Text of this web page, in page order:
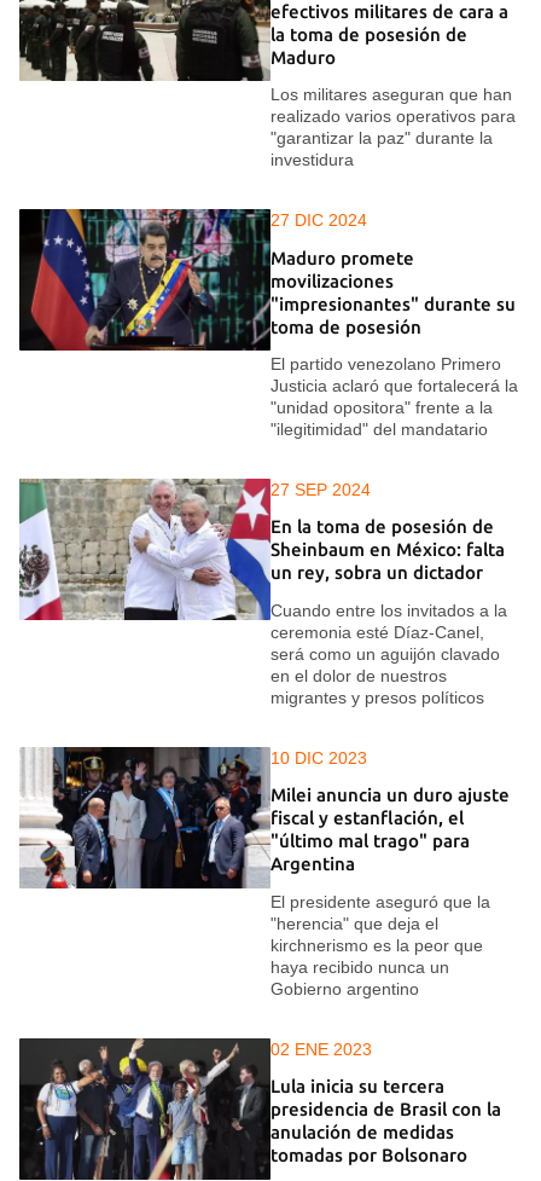
efectivos militares de cara a
la toma de posesión de
Maduro
Los militares aseguran que han
realizado varios operativos para
"garantizar la paz" durante la
investidura
27 DIC 2024
Maduro promete
movilizaciones
"impresionantes" durante su
toma de posesión
El partido venezolano Primero
Justicia aclaró que fortalecerá la
"unidad opositora" frente a la
"ilegitimidad" del mandatario
27 SEP 2024
En la toma de posesión de
Sheinbaum en México: falta
un rey, sobra un dictador
Cuando entre los invitados a la
ceremonia esté Díaz-Canel,
será como un aguijón clavado
en el dolor de nuestros
migrantes y presos políticos
10 DIC 2023
Milei anuncia un duro ajuste
fiscal y estanflación, el
"último mal trago" para
Argentina
El presidente aseguró que la
"herencia" que deja el
kirchnerismo es la peor que
haya recibido nunca un
Gobierno argentino
02 ENE 2023
Lula inicia su tercera
presidencia de Brasil con la
anulación de medidas
tomadas por Bolsonaro